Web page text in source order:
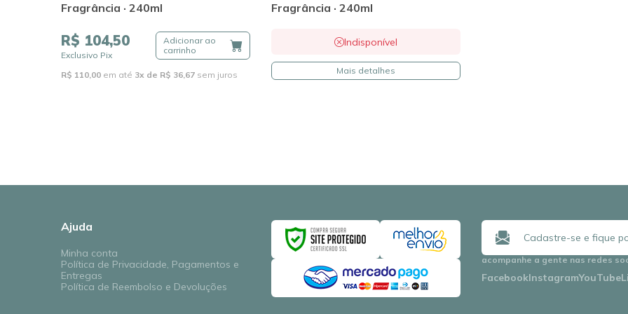
Fragrância · 240ml
R$ 104,50
Exclusivo Pix
Adicionar ao
carrinho
R$ 110,00 em até 3x de R$ 36,67 sem juros
Fragrância · 240ml
Indisponível
Mais detalhes
Ajuda
Minha conta
Política de Privacidade, Pagamentos e
Entregas
Política de Reembolso e Devoluções
acompanhe a gente nas redes
FacebookInstagramYouTube